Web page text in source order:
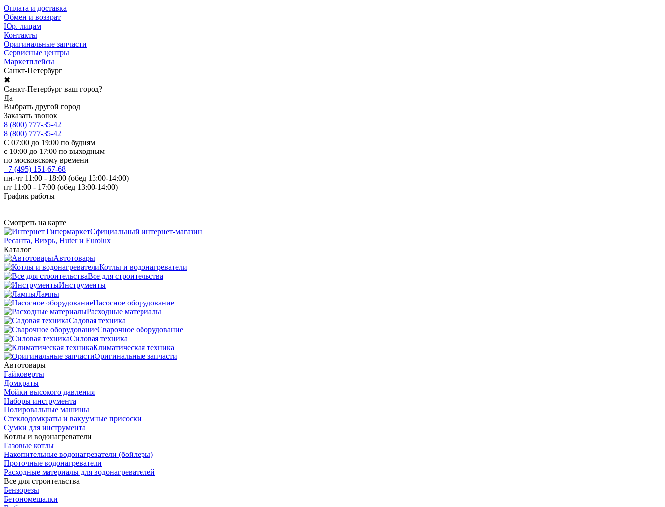
Оплата и доставка
Обмен и возврат
Юр. лицам
Контакты
Оригинальные запчасти
Сервисные центры
Маркетплейсы
Санкт-Петербург
✖
Санкт-Петербург ваш город?
Да
Выбрать другой город
Заказать звонок
8 (800) 777-35-42
8 (800) 777-35-42
С 07:00 до 19:00 по будням
с 10:00 до 17:00 по выходным
по московскому времени
+7 (495) 151-67-68
пн-чт 11:00 - 18:00 (обед 13:00-14:00)
пт 11:00 - 17:00 (обед 13:00-14:00)
График работы
Смотреть на карте
Официальный интернет-магазин
Ресанта, Вихрь, Huter и Eurolux
Каталог
Автотовары
Котлы и водонагреватели
Все для строительства
Инструменты
Лампы
Насосное оборудование
Расходные материалы
Садовая техника
Сварочное оборудование
Силовая техника
Климатическая техника
Оригинальные запчасти
Автотовары
Гайковерты
Домкраты
Мойки высокого давления
Наборы инструмента
Полировальные машины
Стеклодомкраты и вакуумные присоски
Сумки для инструмента
Котлы и водонагреватели
Газовые котлы
Накопительные водонагреватели (бойлеры)
Проточные водонагреватели
Расходные материалы для водонагревателей
Все для строительства
Бензорезы
Бетономешалки